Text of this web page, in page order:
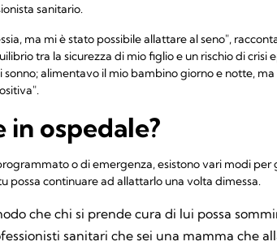
sanitario.
ma mi è stato possibile allattare al seno",
tra la sicurezza di mio figlio e un rischio di crisi
alimentavo il mio bambino giorno e notte,
in ospedale?
o di emergenza, esistono vari modi
possa continuare ad allattarlo una volta dimessa.
che chi si prende cura di lui possa
sanitari che sei una mamma che